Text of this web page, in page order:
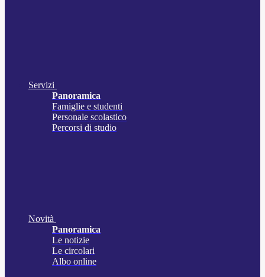
Servizi
Panoramica
Famiglie e studenti
Personale scolastico
Percorsi di studio
Novità
Panoramica
Le notizie
Le circolari
Albo online